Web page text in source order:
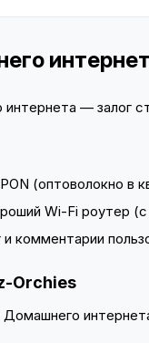
— залог
(оптоволокно в
Wi-Fi роутер
и комментарии
Orchies